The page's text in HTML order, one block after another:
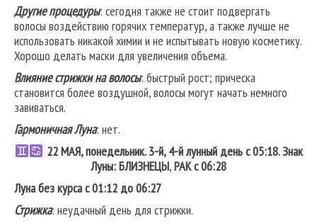
Другие процедуры: сегодня также не стоит подвергать
волосы воздействию горячих температур, а также лучше не
использовать никакой химии и не испытывать новую косметику.
Хорошо делать маски для увеличения объема.
Влияние стрижки на волосы: быстрый рост; прическа
становится более воздушной, волосы могут начать немного
завиваться.
Гармоничная Луна: нет.
22 МАЯ, понедельник. 3-й, 4-й лунный день с 05:18. Знак
Луны: БЛИЗНЕЦЫ,РАКс 06:28
Луна без курса с 01:12 до 06:27
Стрижка: неудачный день для стрижки.